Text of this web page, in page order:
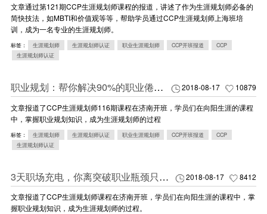
文章通过第121期CCP生涯规划师课程的报道，讲述了作为生涯规划师必备的
简快技法，如MBTI和价值观等等，帮助学员通过CCP生涯规划师上海班培
训，成为一名专业的生涯规划师。
标签： 生涯规划师 生涯规划师认证 职业生涯规划师 CCP开班报道
CCP
生涯规划师认证
2018-08-17 10879
职业规划：帮你解决90%的职业倦怠(116期CCP报道)
文章报道了CCP生涯规划师116期课程在济南开班，学员们在向阳生涯的课程
中，掌握职业规划知识，成为生涯规划师的过程
标签： 生涯规划师 生涯规划师认证 职业生涯规划师 CCP开班报道
CCP
生涯规划师认证
2018-08-17 8412
3天职场充电，你离突破职业瓶颈只差这一步
文章报道了CCP生涯规划师课程在济南开班，学员们在向阳生涯的课程中，掌
握职业规划知识，成为生涯规划师的过程。